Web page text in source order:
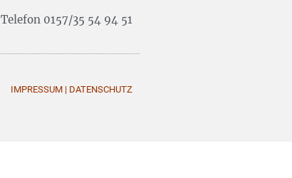
Telefon 0157/35 54 94 51
IMPRESSUM | DATENSCHUTZ